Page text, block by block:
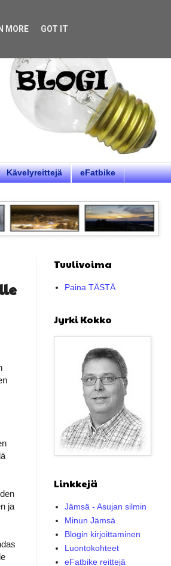
Kävelyreittejä eFatbike
ja
Tuulivoima
Paina TÄSTÄ
Jyrki Kokko
Linkkejä
Jämsä - Asujan silmin
Minun Jämsä
Blogin kirjoittaminen
Luontokohteet
eFatbike reittejä
MORE GOT IT